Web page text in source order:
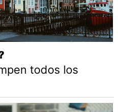
todos los